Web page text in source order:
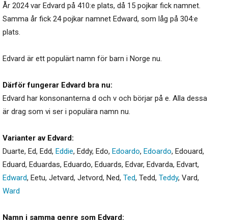
År 2024 var Edvard på 410:e plats, då 15 pojkar fick namnet.
Samma år fick 24 pojkar namnet Edward, som låg på 304:e
plats.
Edvard är ett populärt namn för barn i Norge nu.
Därför fungerar Edvard bra nu:
Edvard har konsonanterna d och v och börjar på e. Alla dessa
är drag som vi ser i populära namn nu.
Varianter av Edvard:
Duarte, Ed, Edd, Eddie, Eddy, Edo, Edoardo, Edoardo, Edouard,
Eduard, Eduardas, Eduardo, Eduards, Edvar, Edvarda, Edvart,
Edward, Eetu, Jetvard, Jetvord, Ned, Ted, Tedd, Teddy, Vard,
Ward
Namn i samma genre som Edvard: